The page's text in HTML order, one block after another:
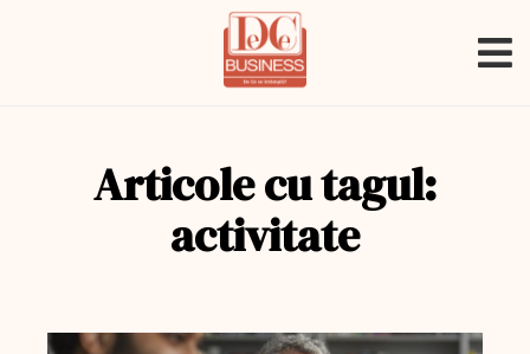
Articole cu tagul:
activitate